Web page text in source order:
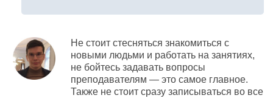
Не стоит стесняться знакомиться с
новыми людьми и работать на занятиях,
не бойтесь задавать вопросы
преподавателям — это самое главное.
Также не стоит сразу записываться во все